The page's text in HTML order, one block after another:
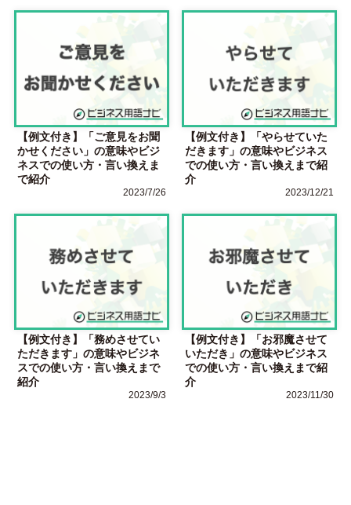
【例文付き】「ご意見をお聞
かせください」の意味やビジ
ネスでの使い方・言い換えま
で紹介
2023/7/26
【例文付き】「やらせていた
だきます」の意味やビジネス
での使い方・言い換えまで紹
介
2023/12/21
【例文付き】「務めさせてい
ただきます」の意味やビジネ
スでの使い方・言い換えまで
紹介
2023/9/3
【例文付き】「お邪魔させて
いただき」の意味やビジネス
での使い方・言い換えまで紹
介
2023/11/30